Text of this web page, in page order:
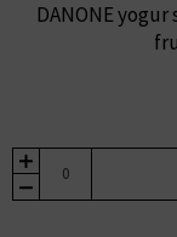
DANONE yogur